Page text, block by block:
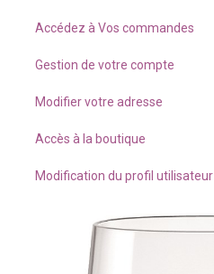
Accédez à Vos commandes
Gestion de votre compte
Modifier votre adresse
Accès à la boutique
Modification du profil utilisateur